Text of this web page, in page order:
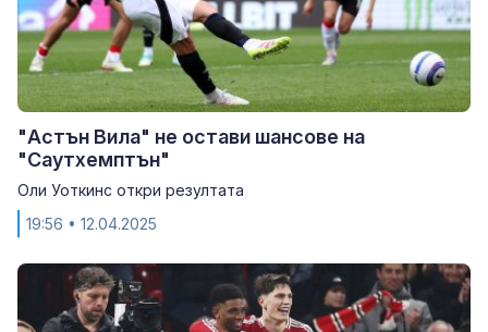
"Астън Вила" не остави шансове на
"Саутхемптън"
Оли Уоткинс откри резултата
19:56 • 12.04.2025